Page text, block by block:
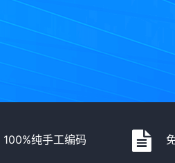
100%纯手工编码